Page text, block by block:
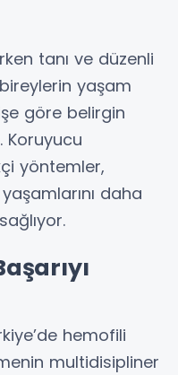
tanı ve düzenli
yaşam
göre belirgin
Koruyucu
yöntemler,
daha
hemofili
multidisipliner